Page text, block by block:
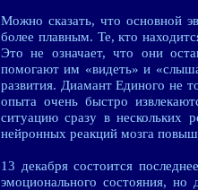
Можно сказать, что основной
более плавным. Те, кто
Это не означает, что они
помогают им «видеть» и
развития. Диамант Единого не
опыта очень быстро
ситуацию сразу в нескольких
нейронных реакций мозга
13 декабря состоится
эмоционального состояния,